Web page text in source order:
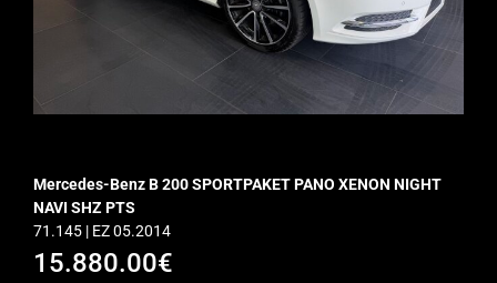
Mercedes-Benz B 200 SPORTPAKET PANO XENON NIGHT
NAVI SHZ PTS
71.145 | EZ 05.2014
15.880.00€